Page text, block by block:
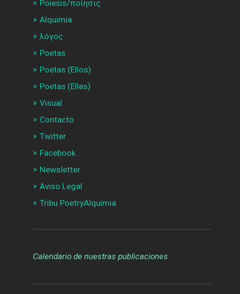
Poiesis/ποίησις
Alquimia
λóγος
Poetas
Poetas (Ellos)
Poetas (Elles)
Visual
Contacto
Twitter
Facebook
Newsletter
Aviso Legal
Tribu PoetryAlquimia
Calendario de nuestras publicaciones